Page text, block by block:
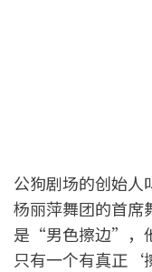
公狗剧场的创始人
杨丽萍舞团的首席
是“男色擦边”，
只有一个有真正‘